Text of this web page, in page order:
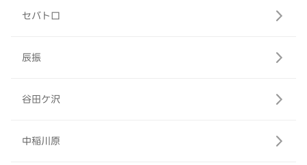
セバト口
辰振
谷田ケ沢
中稲川原